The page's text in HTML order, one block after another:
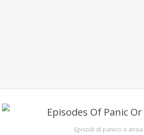
Episodi di panico o ansia